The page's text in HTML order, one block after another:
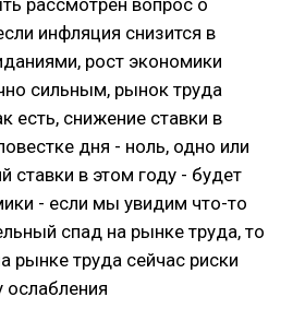
рассмотрен вопрос о
инфляция снизится в
рост экономики
сильным, рынок труда
есть, снижение ставки в
дня - ноль, одно или
ставки в этом году - будет
- если мы увидим что-то
спад на рынке труда, то
рынке труда сейчас риски